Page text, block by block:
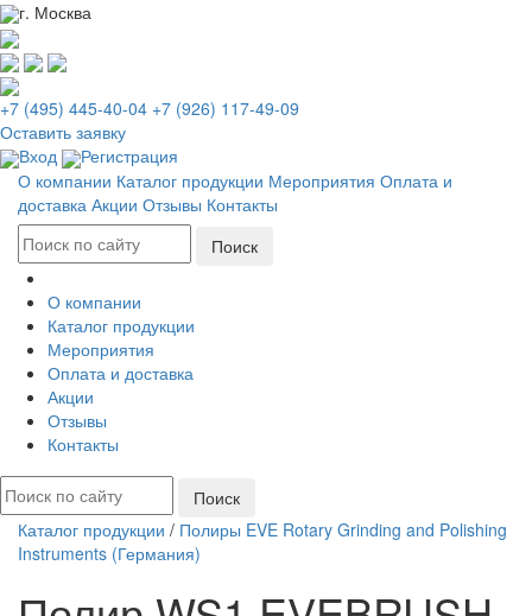
г. Москва
+7 (495) 445-40-04 +7 (926) 117-49-09
Оставить заявку
Вход
Регистрация
О компании Каталог продукции Мероприятия Оплата и
доставка Акции Отзывы Контакты
О компании
Каталог продукции
Мероприятия
Оплата и доставка
Акции
Отзывы
Контакты
Каталог продукции / Полиры EVE Rotary Grinding and Polishing
Instruments (Германия)